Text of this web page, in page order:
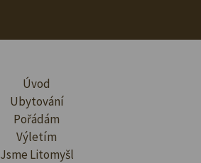
Úvod
Ubytování
Pořádám
Výletím
Jsme Litomyšl